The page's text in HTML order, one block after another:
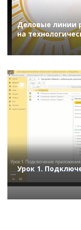
Деловые линии
на
14325
Урок 1.